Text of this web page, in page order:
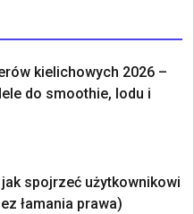
kielichowych 2026 –
do smoothie, lodu i
jak spojrzeć użytkownikowi
łamania prawa)